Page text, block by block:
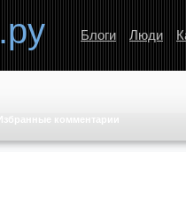
Блоги Люди
Избранные комментарии